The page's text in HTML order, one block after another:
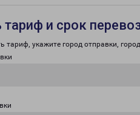
тариф и срок
тариф, укажите город отправки,